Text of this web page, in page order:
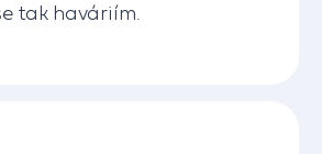
tak haváriím.